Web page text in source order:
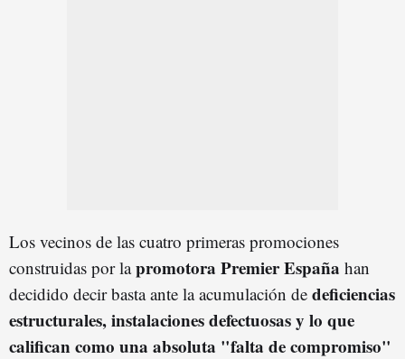
Los vecinos de las cuatro primeras promociones
construidas por lapromotora Premier España han
decidido decir basta ante la acumulación de deficiencias
estructurales, instalaciones defectuosas y lo que
califican como una absoluta "falta de compromiso"